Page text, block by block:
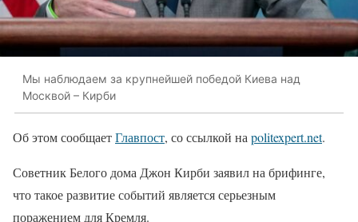
Мы наблюдаем за крупнейшей победой Киева над
Москвой – Кирби
Об этом сообщаетГлавпост, со ссылкой на politexpert.net.
Советник Белого дома Джон Кирби заявил на брифинге,
что такое развитие событий является серьезным
поражением для Кремля.